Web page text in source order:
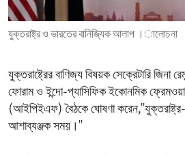
ENVIRONMENT AND HEALTH
IDEALS AND INSTITUTIONS
যুক্তরাষ্ট্র ও ভারতের বানিজ্যিক আলাপ ।ালোচনা
যুক্তরাষ্ট্রের বাণিজ্য বিষয়ক সেক্রেটারি জিনা
ফোরাম ও ইন্দো-প্যাসিফিক ইকোনমিক
(আইপিইএফ) বৈঠকে ঘোষণা
আশাব্যঞ্জক সময়।''